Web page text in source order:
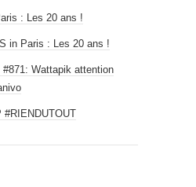
: Les 20 ans !
in Paris : Les 20 ans !
#871: Wattapik attention
#RIENDUTOUT